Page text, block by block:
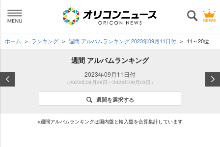
ホーム ランキング 週間 アルバムランキング 2023年09月11日付 11～20位
週間 アルバムランキング
2023年09月11日付
（2023年08月28日～2023年09月03日）
週間を選択する
※週間アルバムランキングは国内盤と輸入盤を合算集計しています